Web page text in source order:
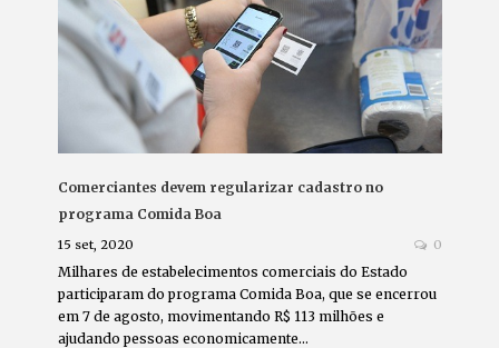
Comerciantes devem regularizar cadastro no
programa Comida Boa
15 set, 2020 0
Milhares de estabelecimentos comerciais do Estado
participaram do programa Comida Boa, que se encerrou
em 7 de agosto, movimentando R$ 113 milhões e
ajudando pessoas economicamente…